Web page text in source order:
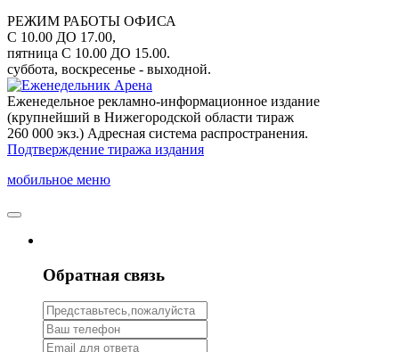
РЕЖИМ РАБОТЫ ОФИСА
С 10.00 ДО 17.00,
пятница С 10.00 ДО 15.00.
суббота, воскресенье - выходной.
Еженедельное рекламно-информационное издание
(крупнейший в Нижегородской области тираж
260 000 экз.) Адресная система распространения.
Подтверждение тиража издания
мобильное меню
Обратная связь